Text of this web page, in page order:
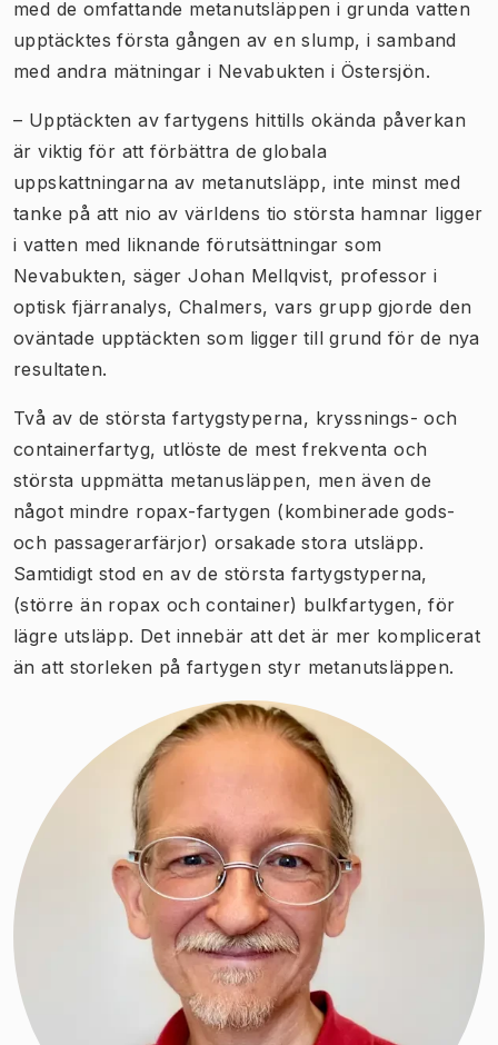
med de omfattande metanutsläppen i grunda vatten
upptäcktes första gången av en slump, i samband
med andra mätningar i Nevabukten i Östersjön.
– Upptäckten av fartygens hittills okända påverkan
är viktig för att förbättra de globala
uppskattningarna av metanutsläpp, inte minst med
tanke på att nio av världens tio största hamnar ligger
i vatten med liknande förutsättningar som
Nevabukten, säger Johan Mellqvist, professor i
optisk fjärranalys, Chalmers, vars grupp gjorde den
oväntade upptäckten som ligger till grund för de nya
resultaten.
Två av de största fartygstyperna, kryssnings- och
containerfartyg, utlöste de mest frekventa och
största uppmätta metanusläppen, men även de
något mindre ropax-fartygen (kombinerade gods-
och passagerarfärjor) orsakade stora utsläpp.
Samtidigt stod en av de största fartygstyperna,
(större än ropax och container) bulkfartygen, för
lägre utsläpp. Det innebär att det är mer komplicerat
än att storleken på fartygen styr metanutsläppen.